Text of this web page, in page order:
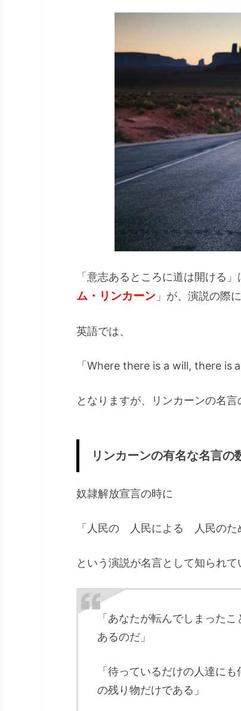
「意志あるところに道は開ける
ム・リンカーン 」が、演説の際
英語では、
「Where there is a will, there is a
となりますが、リンカーンの名言
リンカーンの有名な名言の
奴隷解放宣言の時に
「人民の 人民による 人民のた
という演説が名言として知られて
「あなたが転んでしまった
あるのだ」
「待っているだけの人達に
の残り物だけである」